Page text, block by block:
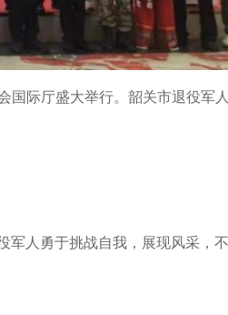
国际厅盛大举行。韶关市退役军
军人勇于挑战自我，展现风采，